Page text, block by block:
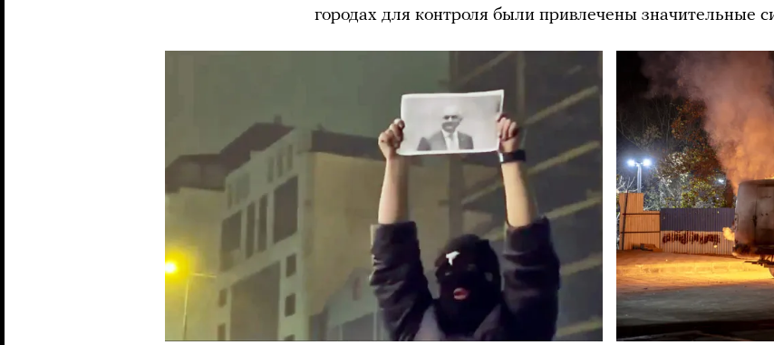
городах для контроля были привлечены значительные